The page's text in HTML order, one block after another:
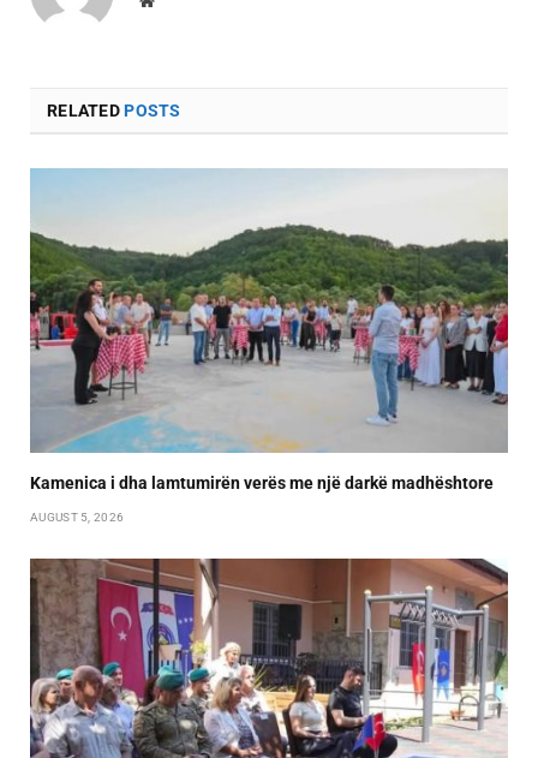
RELATEDPOSTS
Kamenica i dha lamtumirën verës me një darkë madhështore
AUGUST 5, 2026